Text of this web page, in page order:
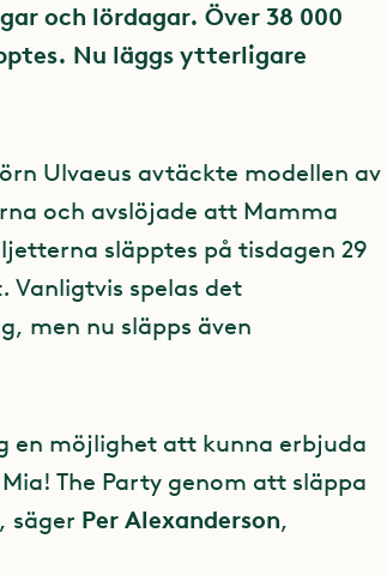
och lördagar. Över 38 000
Nu läggs ytterligare
Ulvaeus avtäckte modellen av
och avslöjade att Mamma
släpptes på tisdagen 29
Vanligtvis spelas det
men nu släpps även
en möjlighet att kunna erbjuda
The Party genom att släppa
säger Per Alexanderson,